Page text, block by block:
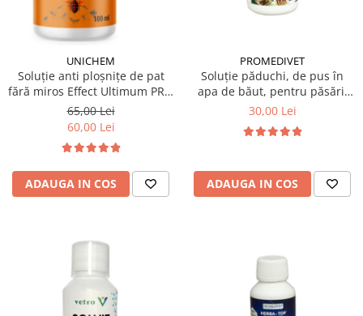
UNICHEM
Soluție anti ploșnițe de pat
fără miros Effect Ultimum PRO
100 ml
65,00 Lei
60,00 Lei
ADAUGA IN COS
PROMEDIVET
Soluție păduchi, de pus în
apa de băut, pentru păsări,
Herba Top Ecto Plus 100 ml
30,00 Lei
ADAUGA IN COS